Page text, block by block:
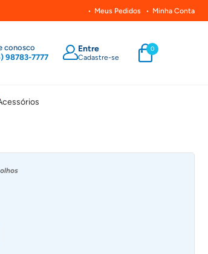
Meus Pedidos Minha Conta
conosco
98783-7777
Entre
Cadastre-se
0